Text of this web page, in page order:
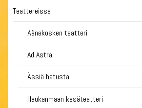
Teattereissa
Äänekosken teatteri
Ad Astra
Ässiä hatusta
Haukanmaan kesäteatteri